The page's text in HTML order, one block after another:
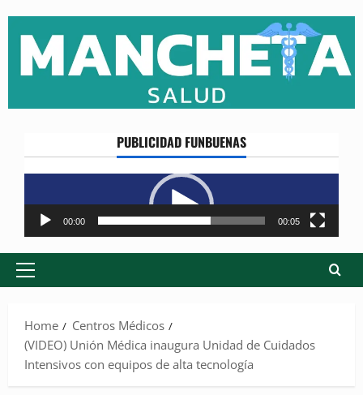
content
PUBLICIDAD FUNBUENAS
Reproductor
de
vídeo
00:00 00:05
Primary
Home
Centros Médicos
(VIDEO) Unión Médica inaugura Unidad de Cuidados
Intensivos con equipos de alta tecnología